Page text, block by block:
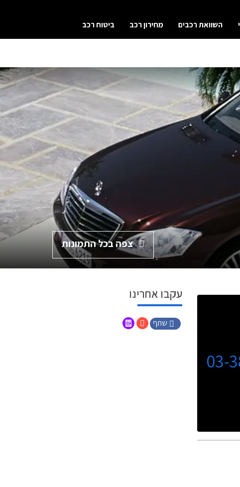
השוואת רכבים מחירון רכב ביטוח רכב
צפה בכל התמונות
03-
עקבו אחרינו
שתף